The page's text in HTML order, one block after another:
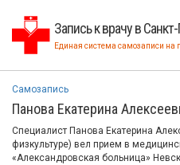
Запись к врачу в
Единая система самозаписи на
Самозапись
Панова Екатерина
Специалист Панова Екатерина
физкультуре) вел прием в
«Александровская больница»